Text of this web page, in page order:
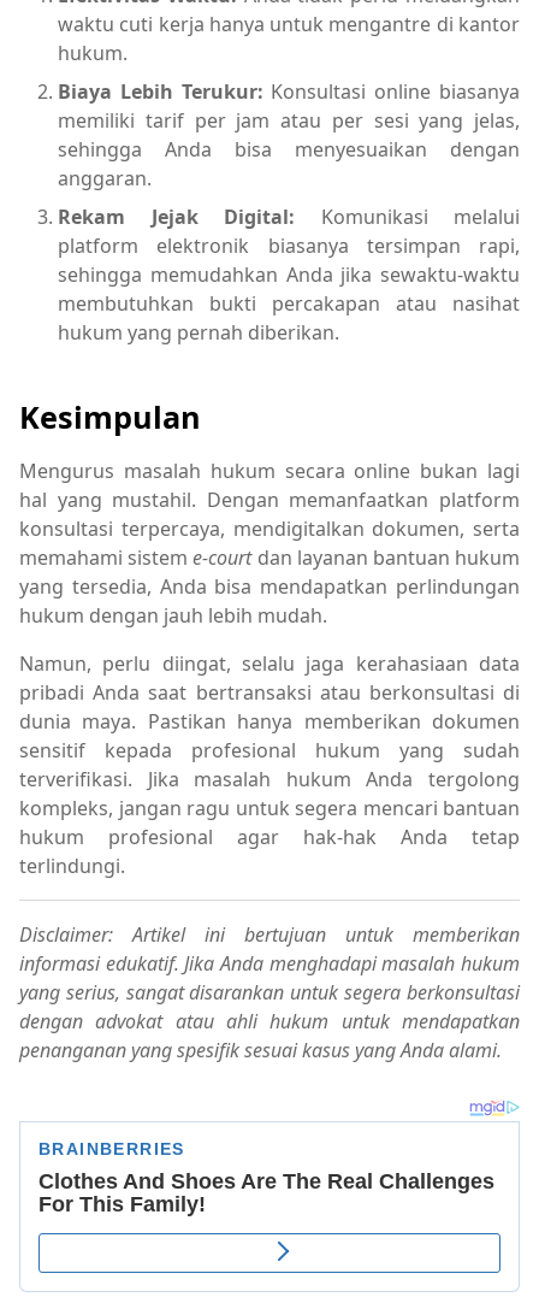
waktu cuti kerja hanya untuk mengantre di kantor
hukum.
Biaya Lebih Terukur: Konsultasi online biasanya
memiliki tarif per jam atau per sesi yang jelas,
sehingga Anda bisa menyesuaikan dengan
anggaran.
Rekam Jejak Digital: Komunikasi melalui
platform elektronik biasanya tersimpan rapi,
sehingga memudahkan Anda jika sewaktu-waktu
membutuhkan bukti percakapan atau nasihat
hukum yang pernah diberikan.
Kesimpulan
Mengurus masalah hukum secara online bukan lagi
hal yang mustahil. Dengan memanfaatkan platform
konsultasi terpercaya, mendigitalkan dokumen, serta
memahami sisteme-courtdan layanan bantuan hukum
yang tersedia, Anda bisa mendapatkan perlindungan
hukum dengan jauh lebih mudah.
Namun, perlu diingat, selalu jaga kerahasiaan data
pribadi Anda saat bertransaksi atau berkonsultasi di
dunia maya. Pastikan hanya memberikan dokumen
sensitif kepada profesional hukum yang sudah
terverifikasi. Jika masalah hukum Anda tergolong
kompleks, jangan ragu untuk segera mencari bantuan
hukum profesional agar hak-hak Anda tetap
terlindungi.
Disclaimer: Artikel ini bertujuan untuk memberikan
informasi edukatif. Jika Anda menghadapi masalah hukum
yang serius, sangat disarankan untuk segera berkonsultasi
dengan advokat atau ahli hukum untuk mendapatkan
penanganan yang spesifik sesuai kasus yang Anda alami.